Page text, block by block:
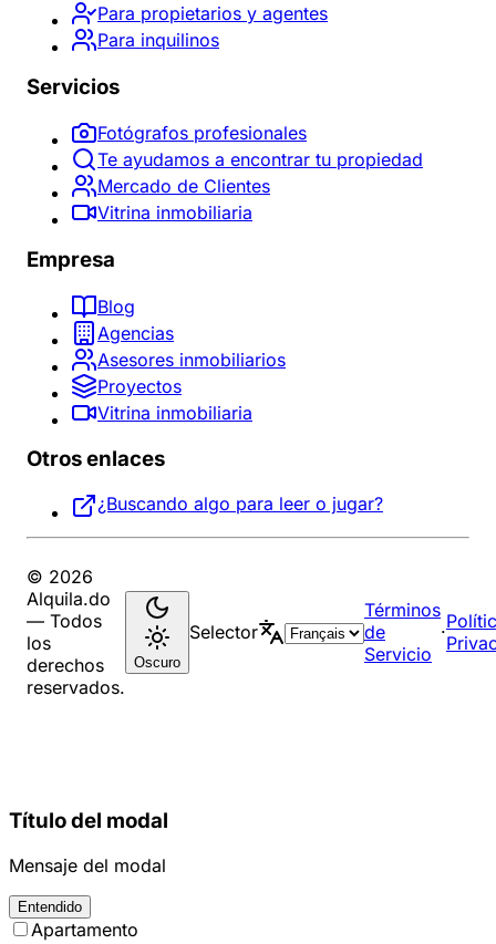
Para propietarios y agentes
Para inquilinos
Servicios
Fotógrafos profesionales
Te ayudamos a encontrar tu propiedad
Mercado de Clientes
Vitrina inmobiliaria
Empresa
Blog
Agencias
Asesores inmobiliarios
Proyectos
Vitrina inmobiliaria
Otros enlaces
¿Buscando algo para leer o jugar?
© 2026
Alquila.do
— Todos
los
derechos
reservados.
Oscuro
Selector
Términos
de
Servicio
·
Título del modal
Mensaje del modal
Entendido
Apartamento